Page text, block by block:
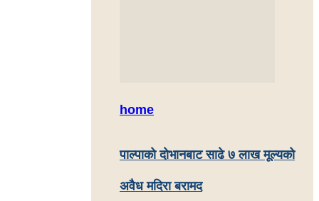
home
पाल्पाकाे दाेभानबाट साढे ७ लाख मूल्यको
अवैध मदिरा बरामद